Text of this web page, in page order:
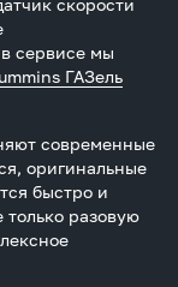
скорости
сервисе мы
ГАЗель
современные
оригинальные
быстро и
разовую